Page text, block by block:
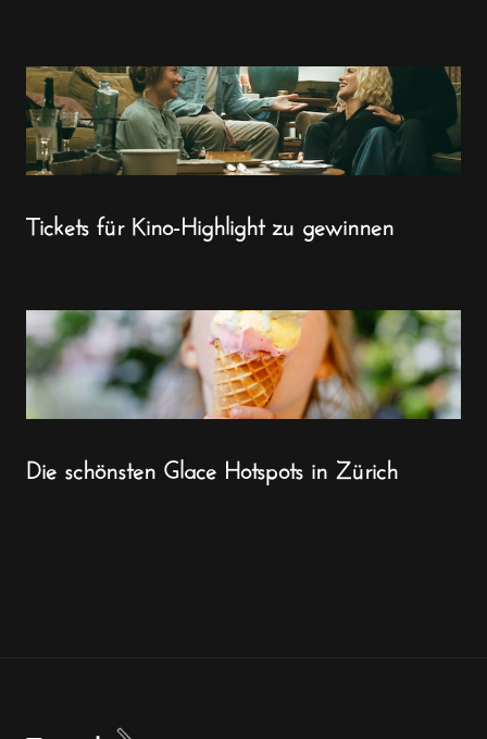
Tickets für Kino-Highlight zu gewinnen
Die schönsten Glace Hotspots in Zürich